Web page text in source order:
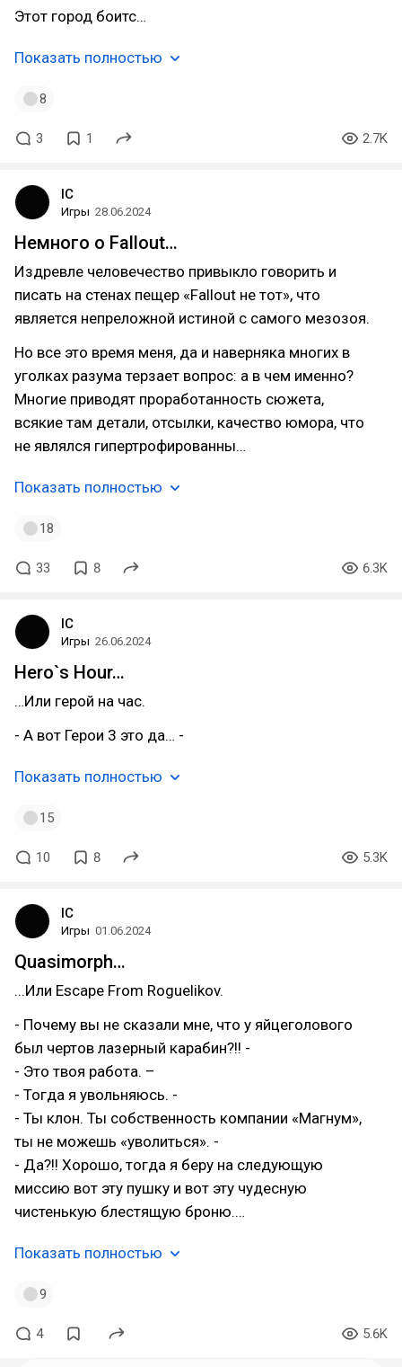
Этот город боитс…
Показать полностью
8
3 1 2.7K
IC
Игры 28.06.2024
Немного о Fallout…
Издревле человечество привыкло говорить и
писать на стенах пещер «Fallout не тот», что
является непреложной истиной с самого мезозоя.
Но все это время меня, да и наверняка многих в
уголках разума терзает вопрос: а в чем именно?
Многие приводят проработанность сюжета,
всякие там детали, отсылки, качество юмора, что
не являлся гипертрофированны…
Показать полностью
18
33 8 6.3K
IC
Игры 26.06.2024
Hero`s Hour…
…Или герой на час.
- А вот Герои 3 это да… -
Показать полностью
15
10 8 5.3K
IC
Игры 01.06.2024
Quasimorph…
...Или Escape From Roguelikov.
- Почему вы не сказали мне, что у яйцеголового
был чертов лазерный карабин?!! -
- Это твоя работа. –
- Тогда я увольняюсь. -
- Ты клон. Ты собственность компании «Магнум»,
ты не можешь «уволиться». -
- Да?!! Хорошо, тогда я беру на следующую
миссию вот эту пушку и вот эту чудесную
чистенькую блестящую броню.…
Показать полностью
9
4 5.6K